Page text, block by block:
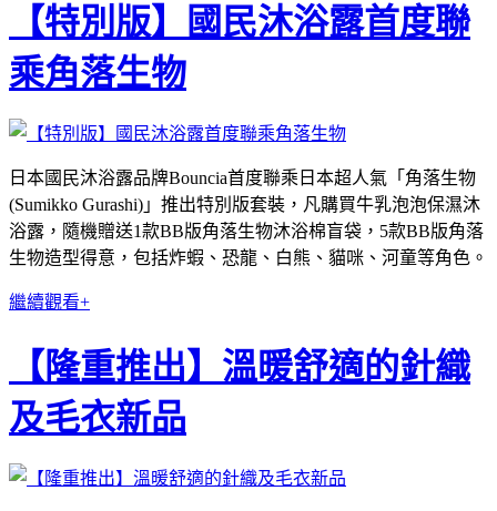
【特別版】國民沐浴露首度聯
乘角落生物
日本國民沐浴露品牌Bouncia首度聯乘日本超人氣「角落生物
(Sumikko Gurashi)」推出特別版套裝，凡購買牛乳泡泡保濕沐
浴露，隨機贈送1款BB版角落生物沐浴棉盲袋，5款BB版角落
生物造型得意，包括炸蝦、恐龍、白熊、貓咪、河童等角色。
繼續觀看+
【隆重推出】溫暖舒適的針織
及毛衣新品